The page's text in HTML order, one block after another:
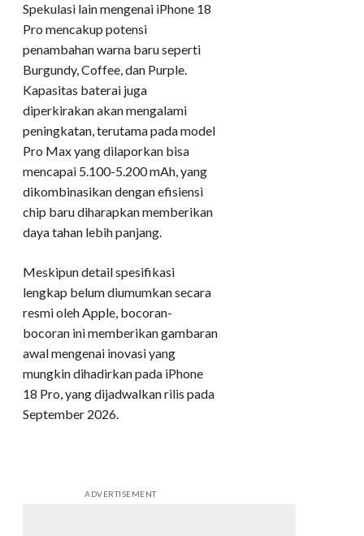
Spekulasi lain mengenai iPhone 18
Pro mencakup potensi
penambahan warna baru seperti
Burgundy, Coffee, dan Purple.
Kapasitas baterai juga
diperkirakan akan mengalami
peningkatan, terutama pada model
Pro Max yang dilaporkan bisa
mencapai 5.100-5.200 mAh, yang
dikombinasikan dengan efisiensi
chip baru diharapkan memberikan
daya tahan lebih panjang.
Meskipun detail spesifikasi
lengkap belum diumumkan secara
resmi oleh Apple, bocoran-
bocoran ini memberikan gambaran
awal mengenai inovasi yang
mungkin dihadirkan pada iPhone
18 Pro, yang dijadwalkan rilis pada
September 2026.
ADVERTISEMENT